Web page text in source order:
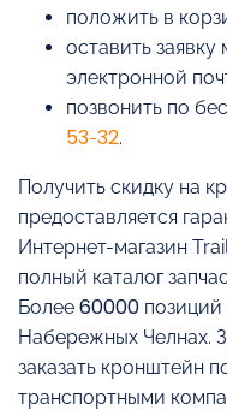
положить в
оставить
электронной
позвонить по
53-32.
Получить скидку на
предоставляется
Интернет-магазин
полный каталог
Более 60000 позиций
Набережных Челнах.
заказать кронштейн
транспортными